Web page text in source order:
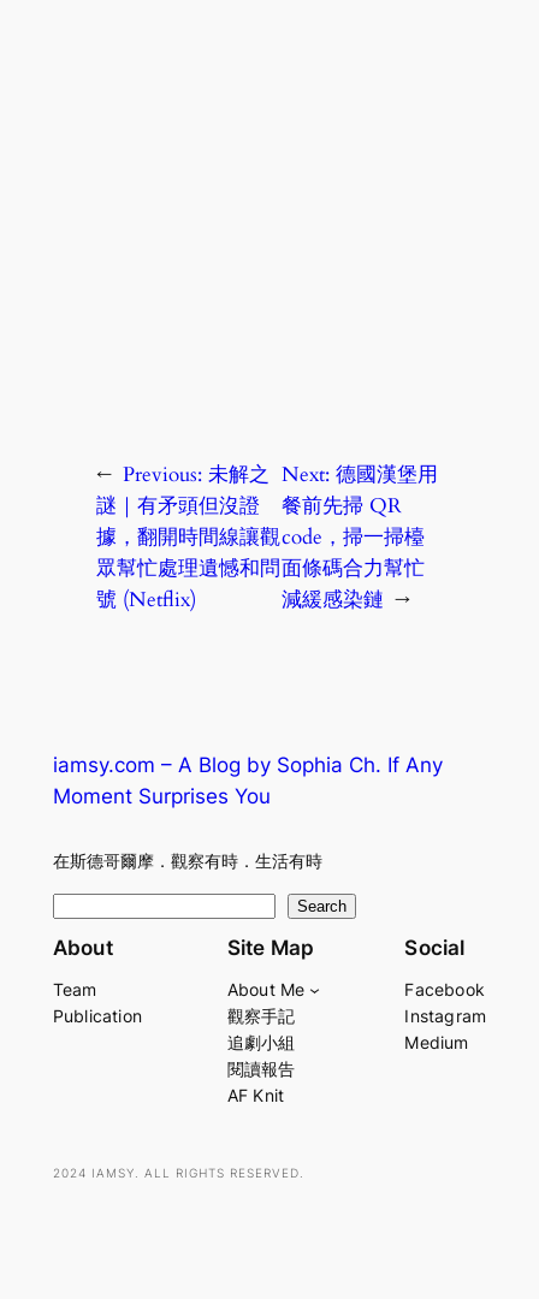
← Previous: 未解之
謎｜有矛頭但沒證
據，翻開時間線讓觀
眾幫忙處理遺憾和問
號 (Netflix)
Next:德國漢堡用
餐前先掃 QR
code，掃一掃檯
面條碼合力幫忙
減緩感染鏈 →
iamsy.com – A Blog by Sophia Ch. If Any
Moment Surprises You
在斯德哥爾摩．觀察有時．生活有時
e
r
Search
About
Team
Publication
Site Map
About Me
觀察手記
追劇小組
閱讀報告
AF Knit
Social
Facebook
Instagram
Medium
2024 IAMSY. ALL RIGHTS RESERVED.